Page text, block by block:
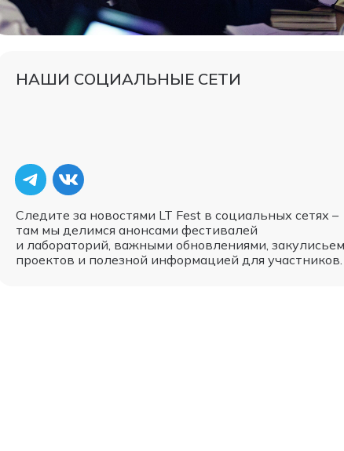
Следите за новостями LT Fest в социальных сетях –
там мы делимся анонсами фестивалей
и лабораторий, важными обновлениями, закулисьем
проектов и полезной информацией для участников.
НАШИ СОЦИАЛЬНЫЕ СЕТИ